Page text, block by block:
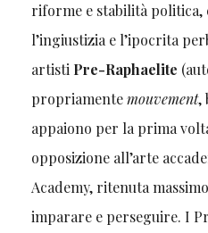
riforme e stabilità politica,
l’ingiustizia e l’ipocrita
artisti Pre-Raphaelite
propriamentemouvement,
appaiono per la prima
opposizione all’arte
Academy, ritenuta
imparare e perseguire. I